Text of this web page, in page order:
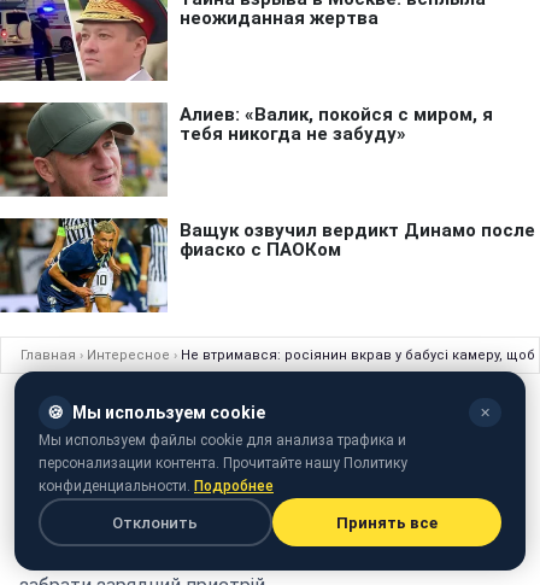
Главная › Интересное › Не втримався: росіянин вкрав у бабусі камеру,
ИНТЕРЕСНОЕ 18 ноября 2016 · 19:55
Не втримався: росіянин вкрав у бабусі
камеру, щоб стати видеоблогером, але
пропив її
Скористатися камерою він не зумів, оскільки забув
🍪 Мы используем cookie ✕
Мы используем файлы cookie для анализа трафика и
персонализации контента. Прочитайте нашу Политику
конфиденциальности. Подробнее
Отклонить Принять все